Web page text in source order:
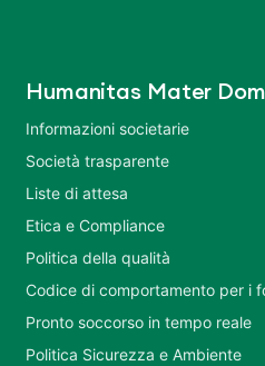
Humanitas Mater
Informazioni societarie
Società trasparente
Liste di attesa
Etica e Compliance
Politica della qualità
Codice di comportamento per i
Pronto soccorso in tempo reale
Politica Sicurezza e Ambiente